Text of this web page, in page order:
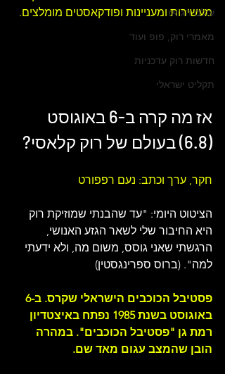
עולם הג'אז
מאמרי רוק, פופ ועוד
חדשות רוק עדכניות
תקליט ישראלי
מעשירות ומעניינות ופודקאסטים מומלצים.
אז מה קרה ב-6 באוגוסט
(6.8) בעולם של
רוק קלאסי?
חקר, ערך וכתב: נעם רפפורט
הציטוט היומי: "עד שהבנתי שמוזיקת ​​רוק
היא החיבור שלי לשאר הגזע האנושי,
הרגשתי שאני גוסס, משום מה, ולא ידעתי
למה". (ברוס ספרינגסטין)
פסטיבל הכוכבים הישראלי שקרס.
באוגוסט בשנת 1985 נפתח באיצטדיון
רמת גן "פסטיבל הכוכבים". במהרה
הובן שהמצב עגום מאד שם.